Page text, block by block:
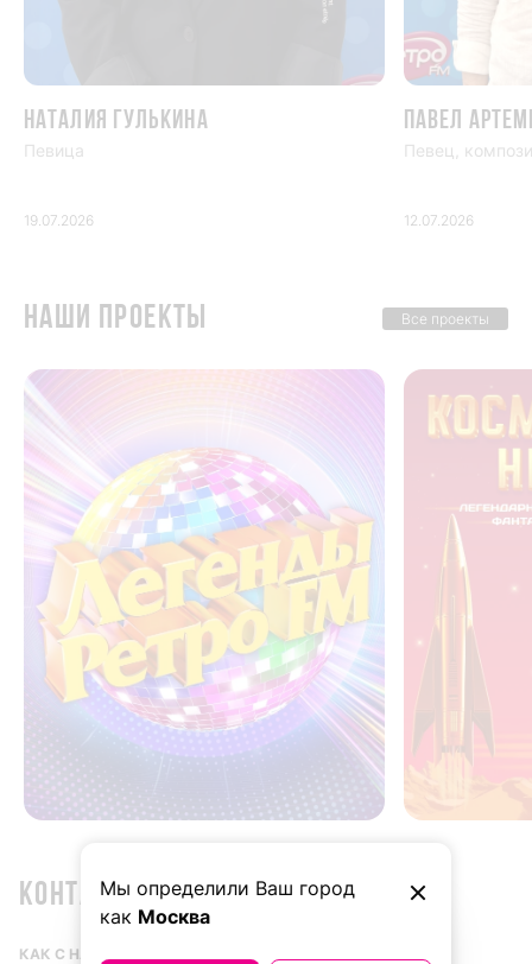
Мы определили Ваш город
как Москва
Наталия Гулькина
Певица
19.07.2026
Павел
Певец,
12.07.2026
НАШИ ПРОЕКТЫ Все проекты
Контакты
КАК С НАМИ СВЯЗАТЬСЯ